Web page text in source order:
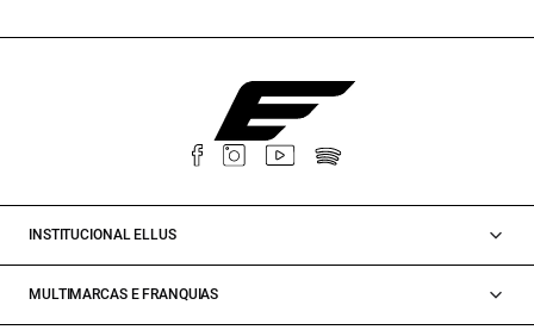
INSTITUCIONAL ELLUS
MULTIMARCAS E FRANQUIAS